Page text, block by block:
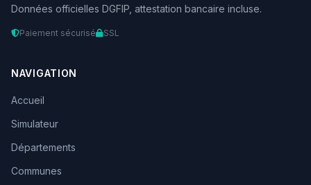
Données officielles DGFIP, attestation bancaire incluse.
Paiement sécurisé SSL
NAVIGATION
Accueil
Simulateur
Départements
Communes